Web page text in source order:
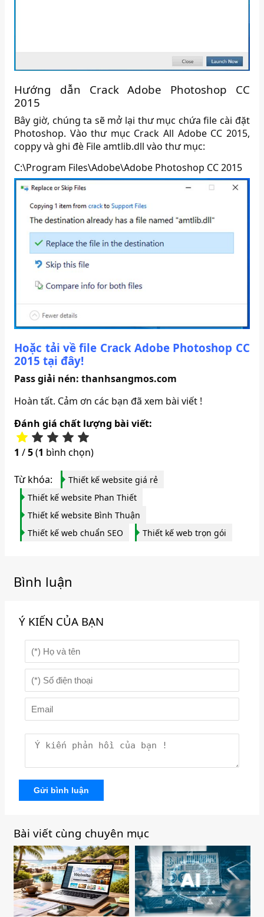
Hướng dẫn Crack Adobe Photoshop CC
2015
Bây giờ, chúng ta sẽ mở lại thư mục chứa file cài đặt
Photoshop. Vào thư mục Crack All Adobe CC 2015,
coppy và ghi đè File amtlib.dll vào thư mục:
C:\Program Files\Adobe\Adobe Photoshop CC 2015
Hoặc tải về file Crack Adobe Photoshop CC
2015 tại đây!
Pass giải nén: thanhsangmos.com
Hoàn tất. Cảm ơn các bạn đã xem bài viết !
Đánh giá chất lượng bài viết:
1 /5(1 bình chọn)
Từ khóa:
Thiết kế website giá rẻ
Thiết kế website Phan Thiết
Thiết kế website Bình Thuận
Thiết kế web chuẩn SEO
Thiết kế web trọn gói
Bình luận
Ý KIẾN CỦA BẠN
Gửi bình luận
Bài viết cùng chuyên mục